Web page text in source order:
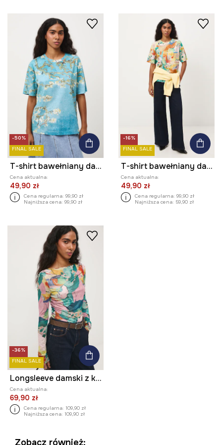
-50%
FINAL SALE
T-shirt bawełniany damski z kolekcji Eviva L'arte
Cena aktualna:
49,90 zł
Cena regularna: 99,90 zł
Najniższa cena: 99,90 zł
-16%
FINAL SALE
T-shirt bawełniany damski z kolekcji Eviva L'arte
Cena aktualna:
49,90 zł
Cena regularna: 99,90 zł
Najniższa cena: 59,90 zł
-36%
FINAL SALE
Longsleeve damski z kolekcji Eviva L'arte
Cena aktualna:
69,90 zł
Cena regularna: 109,90 zł
Najniższa cena: 109,90 zł
Zobacz również: